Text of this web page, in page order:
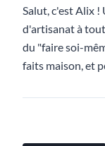
Salut, c'est Alix !
d'artisanat à
du "faire soi-
faits maison, et